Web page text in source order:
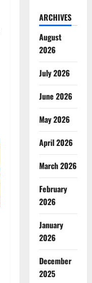
ARCHIVES
August
2026
July 2026
June 2026
May 2026
April 2026
March 2026
February
2026
January
2026
December
2025